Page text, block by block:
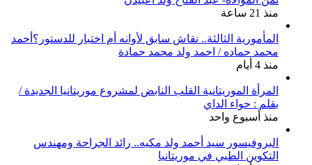
منذ 21 ساعة
المأمورية الثالثة.. نقاش سابق لأوانه أم اختبار للدستور؟أحمد
محمد حماده / احمد ولد محمد حمادة
منذ 4 أيام
المرأة الموريتانية القلب النابض لمشروع موريتانيا الجديدة /
بقلم : حواء الداي
منذ أسبوع واحد
البروفيسور سيد أحمد ولد مكيه.. رائد الجراحة ومهندس
التكوين الطبي في موريتانيا